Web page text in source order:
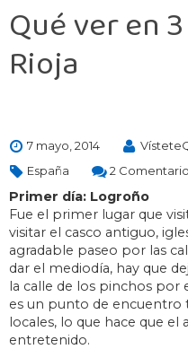
Qué ver en
Rioja
7 mayo, 2014
España
2
Primer día: Logroño
Fue el primer lugar que
visitar el casco antiguo,
agradable paseo por las
dar el mediodía, hay que
la calle de los pinchos por
es un punto de encuentro
locales, lo que hace que el
entretenido.